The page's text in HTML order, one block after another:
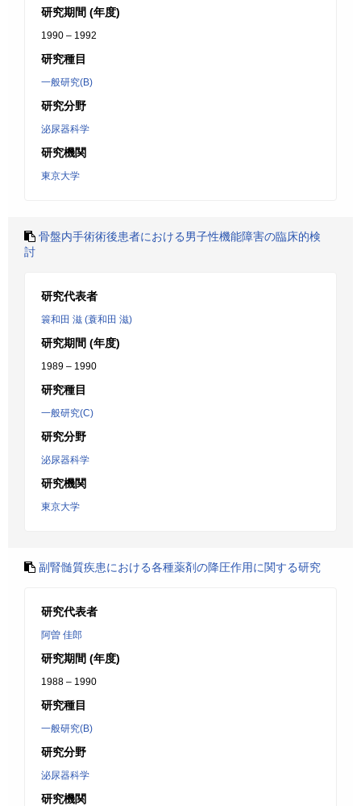
研究期間 (年度)
1990 – 1992
研究種目
一般研究(B)
研究分野
泌尿器科学
研究機関
東京大学
骨盤内手術術後患者における男子性機能障害の臨床的検
討
研究代表者
簑和田 滋 (蓑和田 滋)
研究期間 (年度)
1989 – 1990
研究種目
一般研究(C)
研究分野
泌尿器科学
研究機関
東京大学
副腎髄質疾患における各種薬剤の降圧作用に関する研究
研究代表者
阿曽 佳郎
研究期間 (年度)
1988 – 1990
研究種目
一般研究(B)
研究分野
泌尿器科学
研究機関